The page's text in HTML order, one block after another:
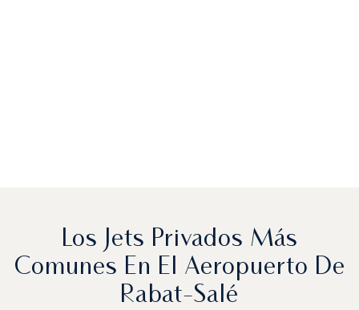
Los Jets Privados Más
Comunes En El Aeropuerto De
Rabat-Salé